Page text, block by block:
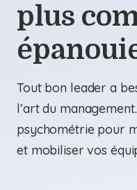
plus
Tout bon leader a
l’art du
psychométrie pour
et mobiliser vos